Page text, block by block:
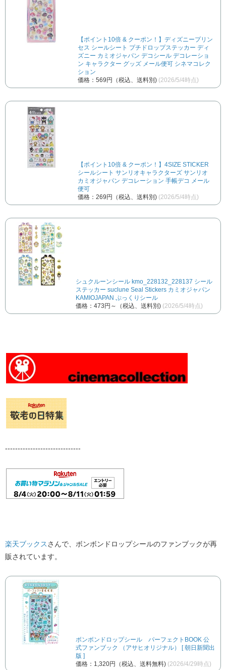
【ポイント10倍 & クーポン！】ディズニープリン
セス シールシート プチドロップステッカー ディ
ズニー カミオジャパン デコシール デコレーショ
ン キャラクター グッズ メール便可 シネマコレク
ション
価格：569円（税込、送料別) (2026/5/4時点)
【ポイント10倍 & クーポン！】4SIZE STICKER
シールシート サンリオキャラクターズ サンリオ
カミオジャパン デコレーション 手帳デコ メール
便可
価格：269円（税込、送料別) (2026/5/4時点)
シュクルーンシール kmo_228132_228137 シール
ステッカー suclune Seal Stickers カミオジャパン
KAMIOJAPAN ぷっくりシール
価格：473円～（税込、送料別) (2026/5/4時点)
------------------------------
楽天ブックスさんで、ボンボンドロップシールのファンブックが再
販されています。
ボンボンドロップシール パーフェクトBOOK 公
式ファンブック （アサヒオリジナル） [ 朝日新聞出
版 ]
価格：1,320円（税込、送料無料) (2026/4/29時点)